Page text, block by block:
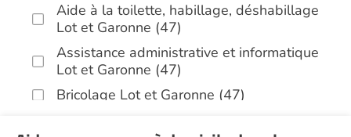
Aide à la toilette, habillage, déshabillage
Lot et Garonne (47)
Assistance administrative et informatique
Lot et Garonne (47)
Bricolage Lot et Garonne (47)